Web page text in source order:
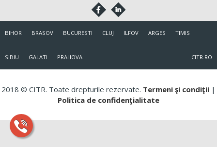
BIHOR BRASOV BUCURESTI CLUJ ILFOV ARGES TIMIS
SIBIU GALATI PRAHOVA CITR.RO
2018 © CITR. Toate drepturile rezervate. Termeni şi condiţii |
Politica de confidenţialitate